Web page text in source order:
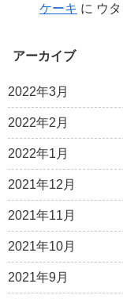
ケーキ に ウ
アーカイブ
2022年3月
2022年2月
2022年1月
2021年12月
2021年11月
2021年10月
2021年9月